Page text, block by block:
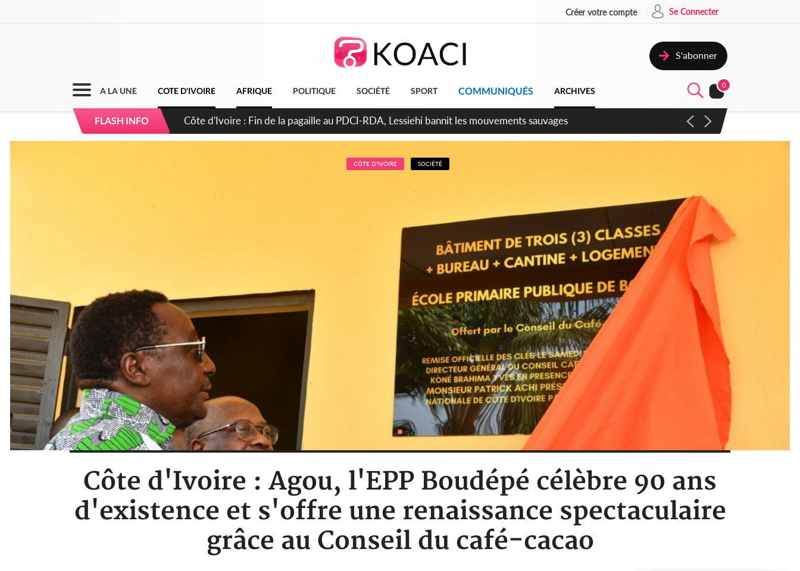
Créer votre compte Se Connecter
S'abonner
A LA UNE COTE D'IVOIRE AFRIQUE POLITIQUE SOCIÉTÉ SPORT COMMUNIQUÉS ARCHIVES
0
FLASH INFO Côte d'Ivoire : Ouattara promet des sanctions contre les déguerpissements illégaux
CÔTE D'IVOIRE SOCIÉTÉ
Côte d'Ivoire : Agou, l'EPP Boudépé célèbre 90 ans
d'existence et s'offre une renaissance spectaculaire
grâce au Conseil du café-cacao